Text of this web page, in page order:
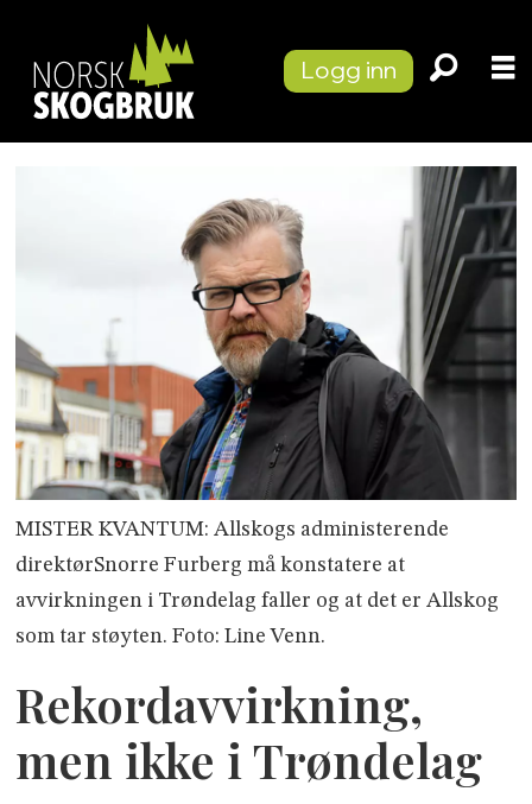
Logg inn
MISTER KVANTUM: Allskogs administerende
direktørSnorre Furberg må konstatere at
avvirkningen i Trøndelag faller og at det er Allskog
som tar støyten. Foto: Line Venn.
Rekordavvirkning,
men ikke i Trøndelag